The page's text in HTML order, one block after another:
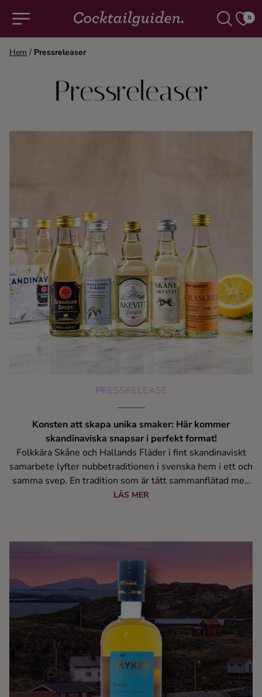
0
Gin
Kaffe
Konjak
Likör
Tequila
Vodka
Ingredienser
Hem / Pressreleaser
Pressreleaser
PRESSRELEASE
Konsten att skapa unika smaker: Här kommer
skandinaviska snapsar i perfekt format!
Folkkära Skåne och Hallands Fläder i fint skandinaviskt
samarbete lyfter nubbetraditionen i svenska hem i ett och
samma svep. En tradition som är tätt sammanflätad med
våra högtider och för den del både relevant till fest och
LÄS MER